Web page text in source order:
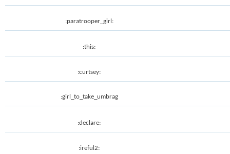
:paratrooper_girl:
:this:
:curtsey:
:girl_to_take_umbrag
:declare:
:ireful2: